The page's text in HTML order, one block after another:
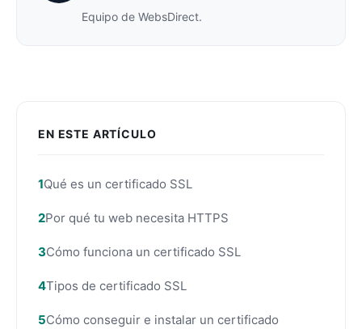
EN ESTE ARTÍCULO
Qué es un certificado SSL
Por qué tu web necesita HTTPS
Cómo funciona un certificado SSL
Tipos de certificado SSL
Cómo conseguir e instalar un certificado
Equipo de WebsDirect.